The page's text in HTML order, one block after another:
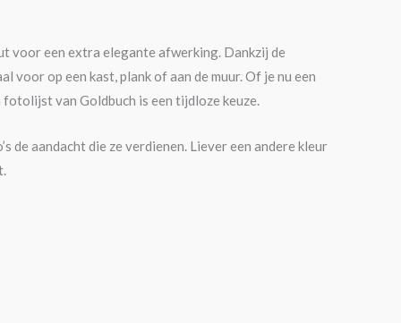
voor een extra elegante afwerking. Dankzij de
voor op een kast, plank of aan de muur. Of je nu een
van Goldbuch is een tijdloze keuze.
aandacht die ze verdienen. Liever een andere kleur